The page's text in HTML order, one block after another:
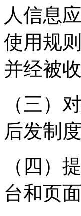
人信息
使用规
并经被
（三）
后发制度
（四）
台和页